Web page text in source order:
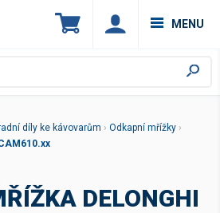
MENU
díly ke kávovarům › Odkapní mřížky ›
DELONGHI